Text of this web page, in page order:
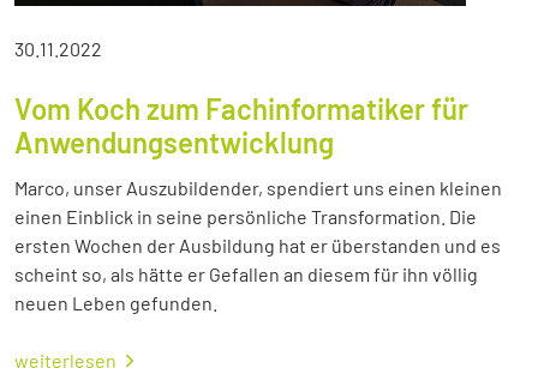
30.11.2022
Vom Koch zum Fachinformatiker für
Anwendungsentwicklung
Marco, unser Auszubildender, spendiert uns einen kleinen
einen Einblick in seine persönliche Transformation. Die
ersten Wochen der Ausbildung hat er überstanden und es
scheint so, als hätte er Gefallen an diesem für ihn völlig
neuen Leben gefunden.
weiterlesen